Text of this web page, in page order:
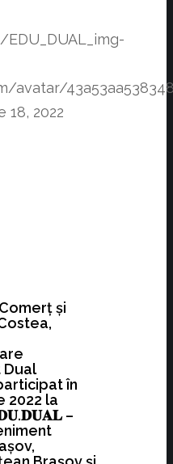
avatar/
18, 2022
și
Dual
în
2022 la
–